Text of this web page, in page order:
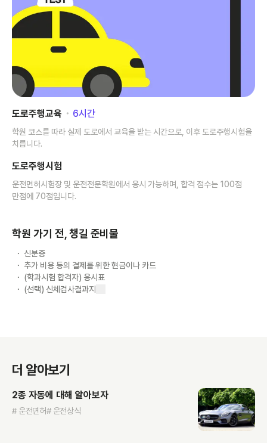
도로주행교육 ･ 6시간
학원 코스를 따라 실제 도로에서 교육을 받는 시간으로, 이후 도로주행시험을
치릅니다.
도로주행시험
운전면허시험장 및 운전전문학원에서 응시 가능하며, 합격 점수는 100점
만점에 70점입니다.
학원 가기 전, 챙길 준비물
신분증
추가 비용 등의 결제를 위한 현금이나 카드
(학과시험 합격자) 응시표
(선택) 신체검사결과지
더 알아보기
2종 자동에 대해 알아보자
# 운전면허# 운전상식